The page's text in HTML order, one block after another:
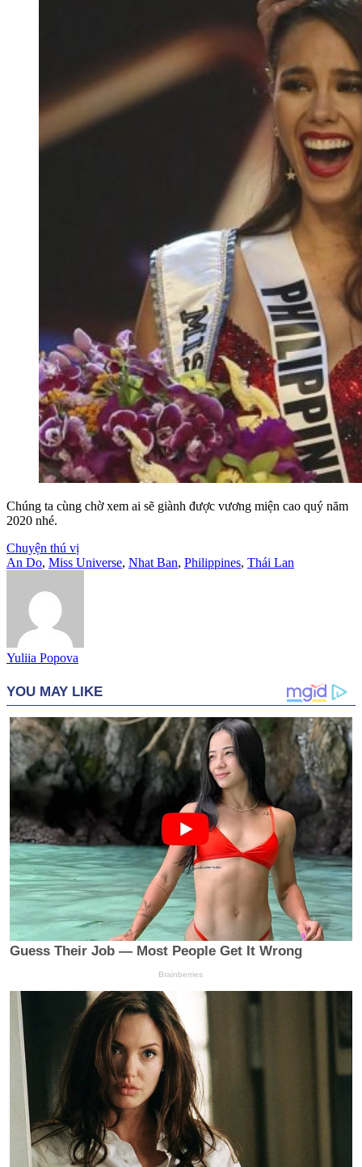
Chúng ta cùng chờ xem ai sẽ giành được vương miện cao quý năm
2020 nhé.
Chuyện thú vị
An Do, Miss Universe, Nhat Ban, Philippines, Thái Lan
Yuliia Popova